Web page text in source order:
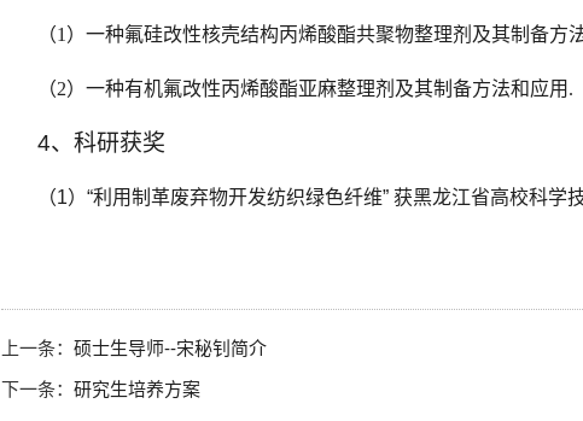
（1） 一种氟硅改性核壳结构丙烯酸酯共聚物整理剂及其制备方
（2） 一种有机氟改性丙烯酸酯亚麻整理剂及其制备方法和应用 .
4、科研获奖
（1）“利用制革废弃物开发纺织绿色纤维” 获黑龙江省高校科学
上一条： 硕士生导师--宋秘钊简介
下一条： 研究生培养方案